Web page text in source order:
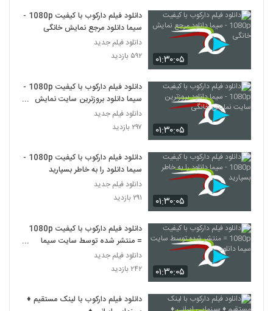
۰۱:۳۰:۰۵
دانلود فیلم دارکوب با کیفیت 1080p -
سیما دانلود مرجع نمایش خانگی
دانلود فیلم جدید
۵۹۲ بازدید
۰۱:۳۰:۰۵
دانلود فیلم دارکوب با کیفیت 1080p -
سیما دانلود بروزترین سایت نمایش
خانگی
دانلود فیلم جدید
۲۹۷ بازدید
۰۱:۳۰:۰۵
دانلود فیلم دارکوب با کیفیت 1080p -
سیما دانلود را به خاطر بسپارید
دانلود فیلم جدید
۲۹۱ بازدید
۰۱:۳۰:۰۵
دانلود فیلم دارکوب با کیفیت 1080p
= منتشر شده توسط سایت سیما
دانلود
دانلود فیلم جدید
۲۴۲ بازدید
دانلود فیلم دارکوب با لینک مستقیم ♦